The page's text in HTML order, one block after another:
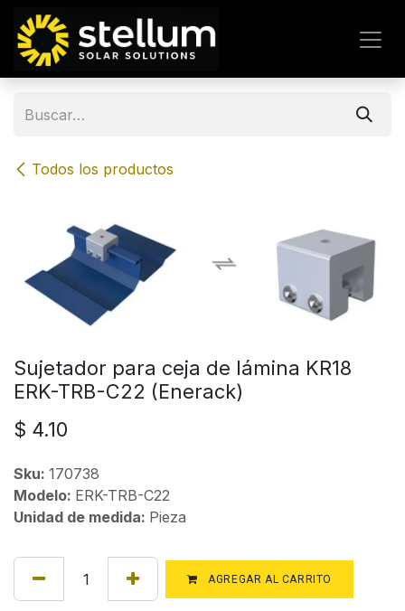
Todos los productos
Sujetador para ceja de lámina KR18
ERK-TRB-C22 (Enerack)
$ 4.10
Sku: 170738
Modelo: ERK-TRB-C22
Unidad de medida: Pieza
AGREGAR AL CARRITO